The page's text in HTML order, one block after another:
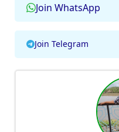
Join WhatsApp
Join Telegram